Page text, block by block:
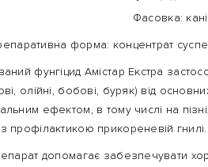
Фасовка:
форма: концентрат
фунгіцид Амістар Екстра
олійні, бобові, буряк) від
ефектом, в тому числі на
профілактикою прикореневій гнилі.
допомагає забезпечувати